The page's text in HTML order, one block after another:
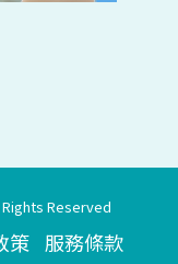
Reserved
策 服務條款